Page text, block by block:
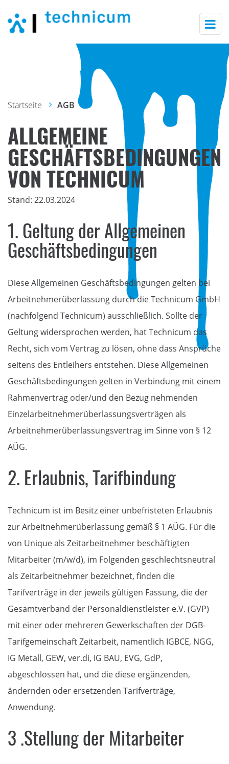
Startseite AGB
ALLGEMEINE
GESCHÄFTSBEDIN­GUNGEN
VON TECHNICUM
Stand: 22.03.2024
1. Geltung der Allgemeinen
Geschäftsbedin­gungen
Diese Allgemeinen Geschäftsbedingungen gelten bei
Arbeitnehmerüberlassung durch die Technicum GmbH
(nachfolgend Technicum) ausschließlich. Sollte der
Geltung widersprochen werden, hat Technicum das
Recht, sich vom Vertrag zu lösen, ohne dass Ansprüche
seitens des Entleihers entstehen. Diese Allgemeinen
Geschäftsbedingungen gelten in Verbindung mit einem
Rahmenvertrag oder/und den Bezug nehmenden
Einzelarbeitnehmerüberlassungsverträgen als
Arbeitnehmerüberlassungsvertrag im Sinne von § 12
AÜG.
2. Erlaubnis, Tarifbindung
Technicum ist im Besitz einer unbefristeten Erlaubnis
zur Arbeitnehmerüberlassung gemäß § 1 AÜG. Für die
von Unique als Zeitarbeitnehmer beschäftigten
Mitarbeiter (m/w/d), im Folgenden geschlechtsneutral
als Zeitarbeitnehmer bezeichnet, finden die
Tarifverträge in der jeweils gültigen Fassung, die der
Gesamtverband der Personaldienstleister e.V. (GVP)
mit einer oder mehreren Gewerkschaften der DGB-
Tarifgemeinschaft Zeitarbeit, namentlich IGBCE, NGG,
IG Metall, GEW, ver.di, IG BAU, EVG, GdP,
abgeschlossen hat, und die diese ergänzenden,
ändernden oder ersetzenden Tarifverträge,
Anwendung.
3 .Stellung der Mitarbeiter